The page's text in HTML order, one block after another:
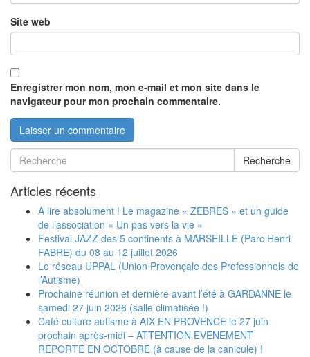
Site web
Enregistrer mon nom, mon e-mail et mon site dans le
navigateur pour mon prochain commentaire.
Recherche
Articles récents
A lire absolument ! Le magazine « ZEBRES » et un guide
de l’association « Un pas vers la vie »
Festival JAZZ des 5 continents à MARSEILLE (Parc Henri
FABRE) du 08 au 12 juillet 2026
Le réseau UPPAL (Union Provençale des Professionnels de
l’Autisme)
Prochaine réunion et dernière avant l’été à GARDANNE le
samedi 27 juin 2026 (salle climatisée !)
Café culture autisme à AIX EN PROVENCE le 27 juin
prochain après-midi – ATTENTION EVENEMENT
REPORTE EN OCTOBRE (à cause de la canicule) !